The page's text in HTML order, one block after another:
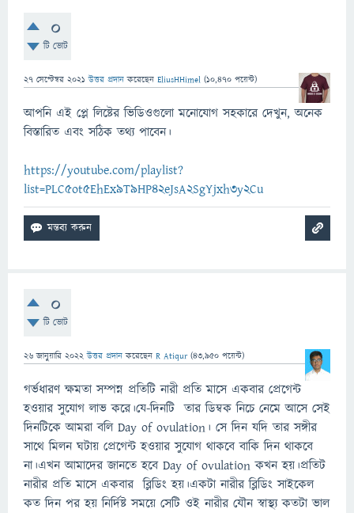
0
টি ভোট
27 সেপ্টেম্বর 2021 উত্তর প্রদান করেছেন EliusHHimel (10,470 পয়েন্ট)
আপনি এই প্লে লিষ্টের ভিডিওগুলো মনোযোগ সহকারে দেখুন, অনেক
বিস্তারিত এবং সঠিক তথ্য পাবেন।
https://youtube.com/playlist?
list=PLC5ot5EhEx9T9HP42eJsA2SgYjxh3y2Cu
0
টি ভোট
26 জানুয়ারি 2022 উত্তর প্রদান করেছেন R Atiqur (43,950 পয়েন্ট)
গর্ভধারণ ক্ষমতা সম্পন্ন প্রতিটি নারী প্রতি মাসে একবার প্রেগেন্ট
হওয়ার সুযোগ লাভ করে।যে-দিনটি তার ডিম্বক নিচে নেমে আসে সেই
দিনটিকে আমরা বলি Day of ovulation। সে দিন যদি তার সঙ্গীর
সাথে মিলন ঘটায় প্রেগেন্ট হওয়ার সুযোগ থাকবে বাকি দিন থাকবে
না।এখন আমাদের জানতে হবে Day of ovulation কখন হয়।প্রতিট
নারীর প্রতি মাসে একবার ব্লিডিং হয়।একটা নারীর ব্লিডিং সাইকেল
কত দিন পর হয় নির্দিষ্ট সময়ে সেটি ওই নারীর যৌন স্বাস্থ্য কতটা ভাল